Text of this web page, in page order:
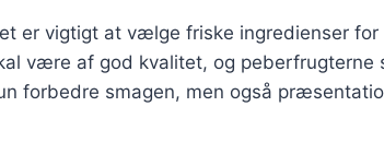
er vigtigt at vælge friske ingredienser
være af god kvalitet, og
forbedre smagen, men også